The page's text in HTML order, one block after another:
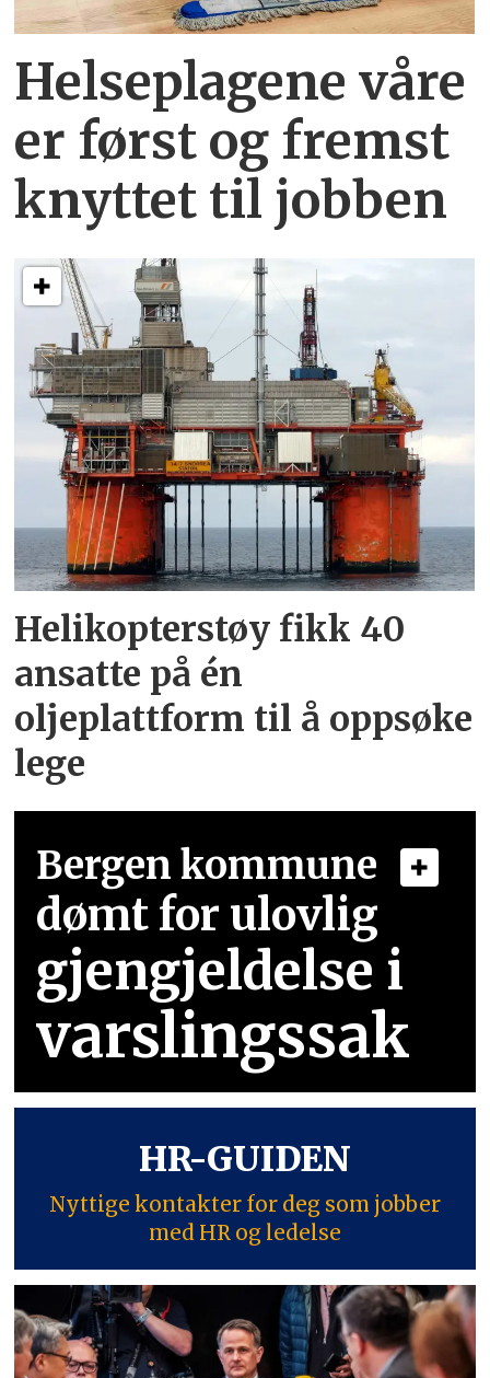
Helseplagene våre
er først og fremst
knyttet til jobben
Helikopterstøy fikk 40
ansatte på én
oljeplattform til å oppsøke
lege
Bergen kommune
dømt for ulovlig
gjengjeldelse i
varslingssak
HR-GUIDEN
Nyttige kontakter for deg som jobber
med HR og ledelse